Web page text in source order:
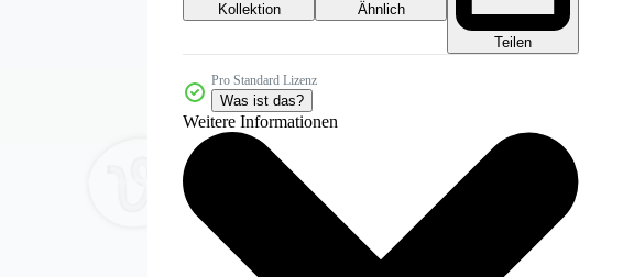
Kollektion
Ähnlich
Teilen
Pro Standard Lizenz
Was ist das?
Weitere Informationen